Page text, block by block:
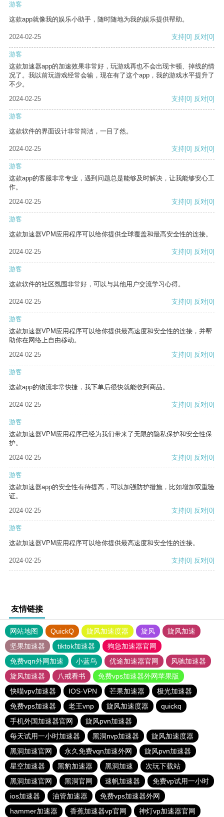
游客
这款app就像我的娱乐小助手，随时随地为我的娱乐提供帮助。
2024-02-25 支持[0] 反对[0]
游客
这款加速器app的加速效果非常好，玩游戏再也不会出现卡顿、掉线的情
况了。我以前玩游戏经常会输，现在有了这个app，我的游戏水平提升了
不少。
2024-02-25
支持[0] 反对[0]
游客
这款软件的界面设计非常简洁，一目了然。
2024-02-25 支持[0] 反对[0]
游客
这款app的客服非常专业，遇到问题总是能够及时解决，让我能够安心工
作。
2024-02-25
支持[0] 反对[0]
游客
这款加速器VPM应用程序可以给你提供全球覆盖和最高安全性的连接。
2024-02-25 支持[0] 反对[0]
游客
这款软件的社区氛围非常好，可以与其他用户交流学习心得。
2024-02-25 支持[0] 反对[0]
游客
这款加速器VPM应用程序可以给你提供最高速度和安全性的连接，并帮
助你在网络上自由移动。
2024-02-25
支持[0] 反对[0]
游客
这款app的物流非常快捷，我下单后很快就能收到商品。
2024-02-25 支持[0] 反对[0]
游客
这款加速器VPM应用程序已经为我们带来了无限的隐私保护和安全性保
护。
2024-02-25
支持[0] 反对[0]
游客
这款加速器app的安全性有待提高，可以加强防护措施，比如增加双重验
证。
2024-02-25
支持[0] 反对[0]
游客
这款加速器VPM应用程序可以给你提供最高速度和安全性的连接。
2024-02-25 支持[0] 反对[0]
友情链接
网站地图 QuickQ 旋风加速度器 旋风
旋风加速
坚果加速器
tiktok加速器
狗急加速器官网
免费vqn外网加速
小蓝鸟 优途加速器官网
风驰加速器
旋风加速器
八戒看书
免费vps加速器外网苹果版
快喵vpv加速器
IOS-VPN 芒果加速器
极光加速器
免费vps加速器
老王vnp 旋风加速度器
quickq
手机外国加速器官网
旋风pvn加速器
每天试用一小时加速器
黑洞nvp加速器
旋风加速度器
黑洞加速官网
永久免费vqn加速外网
旋风pvn加速器
星空加速器
黑豹加速器 黑洞加速
次玩下载站
黑洞加速官网
黑洞官网 速帆加速器
免费vp试用一小时
ios加速器
油管加速器
免费vps加速器外网
hammer加速器
香蕉加速器vp官网 神灯vp加速器官网